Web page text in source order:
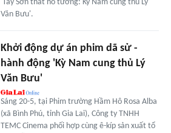
'Tây Sơn thất hổ tướng: Kỳ Nam cung thủ Lý
Văn Bưu'.
Khởi động dự án phim dã sử -
hành động 'Kỳ Nam cung thủ Lý
Văn Bưu'
Sáng 20-5, tại Phim trường Hầm Hô Rosa Alba
(xã Bình Phú, tỉnh Gia Lai), Công ty TNHH
TEMC Cinema phối hợp cùng ê-kíp sản xuất tổ